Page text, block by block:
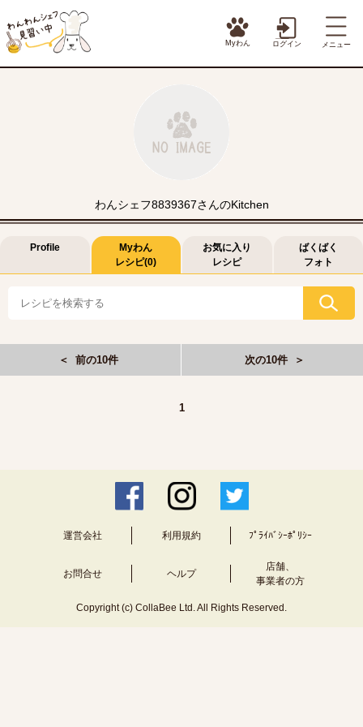
Myわん ログイン メニュー
わんシェフ8839367さんのKitchen
Profile
Myわん
レシピ(0)
お気に入り
レシピ
ばくばく
フォト
＜ 前の10件 次の10件 ＞
1
運営会社 利用規約 ﾌﾟﾗｲﾊﾞｼｰﾎﾟﾘｼｰ
お問合せ ヘルプ
店舗、
事業者の方
Copyright (c) CollaBee Ltd. All Rights Reserved.